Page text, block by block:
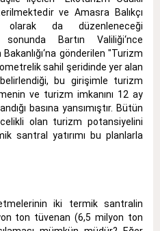
ve Amasra Balıkçı
olarak da düzenleneceği
Bartın Valiliği‘nce
gönderilen "Turizm
sahil şeridinde yer alan
bu girişimle turizm
ve turizm imkanını 12 ay
basına yansımıştır. Bütün
olan turizm potansiyelini
santral yatırımı bu planlarla
iki termik santralin
ton tüvenan (6,5 milyon ton